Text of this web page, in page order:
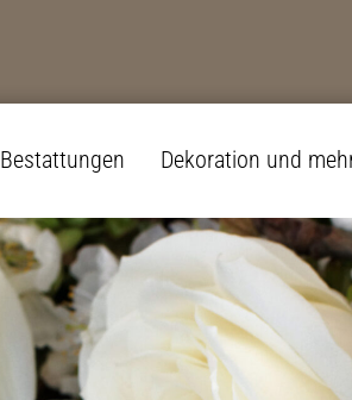
Bestattungen Dekoration und